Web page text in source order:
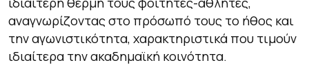
αναγνωρίζοντας στο πρόσωπό τους το ήθος και
την αγωνιστικότητα, χαρακτηριστικά που τιμούν
ιδιαίτερα την ακαδημαϊκή κοινότητα.